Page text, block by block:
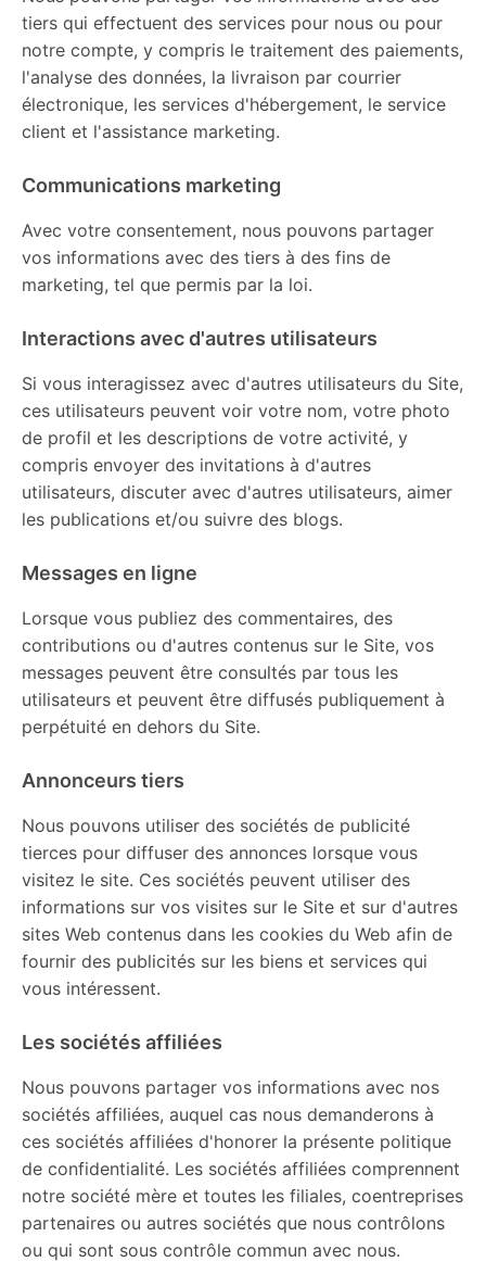
tiers qui effectuent des services pour nous ou pour
notre compte, y compris le traitement des paiements,
l'analyse des données, la livraison par courrier
électronique, les services d'hébergement, le service
client et l'assistance marketing.
Communications marketing
Avec votre consentement, nous pouvons partager
vos informations avec des tiers à des fins de
marketing, tel que permis par la loi.
Interactions avec d'autres utilisateurs
Si vous interagissez avec d'autres utilisateurs du Site,
ces utilisateurs peuvent voir votre nom, votre photo
de profil et les descriptions de votre activité, y
compris envoyer des invitations à d'autres
utilisateurs, discuter avec d'autres utilisateurs, aimer
les publications et/ou suivre des blogs.
Messages en ligne
Lorsque vous publiez des commentaires, des
contributions ou d'autres contenus sur le Site, vos
messages peuvent être consultés par tous les
utilisateurs et peuvent être diffusés publiquement à
perpétuité en dehors du Site.
Annonceurs tiers
Nous pouvons utiliser des sociétés de publicité
tierces pour diffuser des annonces lorsque vous
visitez le site. Ces sociétés peuvent utiliser des
informations sur vos visites sur le Site et sur d'autres
sites Web contenus dans les cookies du Web afin de
fournir des publicités sur les biens et services qui
vous intéressent.
Les sociétés affiliées
Nous pouvons partager vos informations avec nos
sociétés affiliées, auquel cas nous demanderons à
ces sociétés affiliées d'honorer la présente politique
de confidentialité. Les sociétés affiliées comprennent
notre société mère et toutes les filiales, coentreprises
partenaires ou autres sociétés que nous contrôlons
ou qui sont sous contrôle commun avec nous.